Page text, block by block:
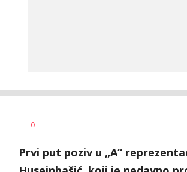
AUTOR
0
Prvi put poziv u „A“